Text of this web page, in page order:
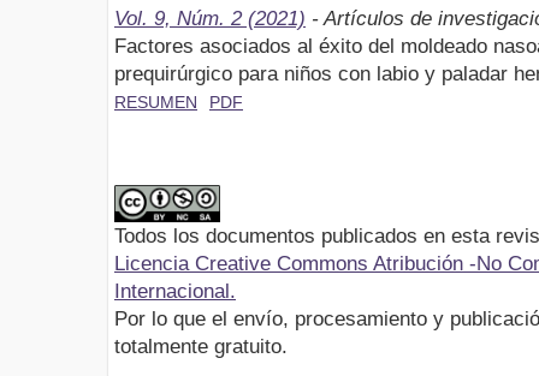
Vol. 9, Núm. 2 (2021) - Artículos de
Factores asociados al éxito del moldeado
prequirúrgico para niños con labio y paladar
RESUMEN PDF
Todos los documentos publicados en esta
Licencia Creative Commons Atribución -No
Internacional.
Por lo que el envío, procesamiento y
totalmente gratuito.